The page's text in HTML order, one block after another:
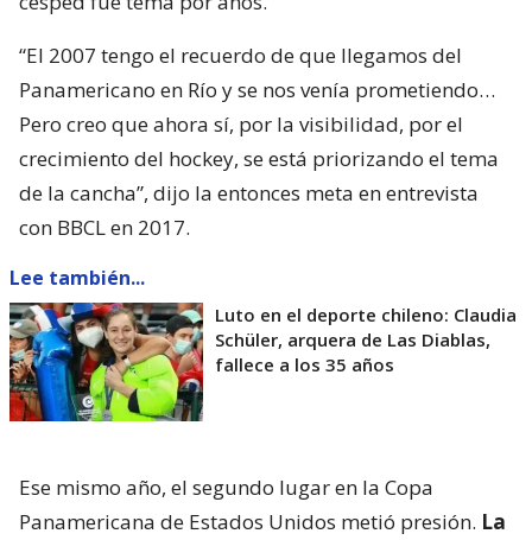
“El 2007 tengo el recuerdo de que llegamos del
Panamericano en Río y se nos venía prometiendo…
Pero creo que ahora sí, por la visibilidad, por el
crecimiento del hockey, se está priorizando el tema
de la cancha”, dijo la entonces meta en entrevista
con BBCL en 2017.
Lee también...
Luto en el deporte chileno: Claudia
Schüler, arquera de Las Diablas,
fallece a los 35 años
Ese mismo año, el segundo lugar en la Copa
Panamericana de Estados Unidos metió presión. La